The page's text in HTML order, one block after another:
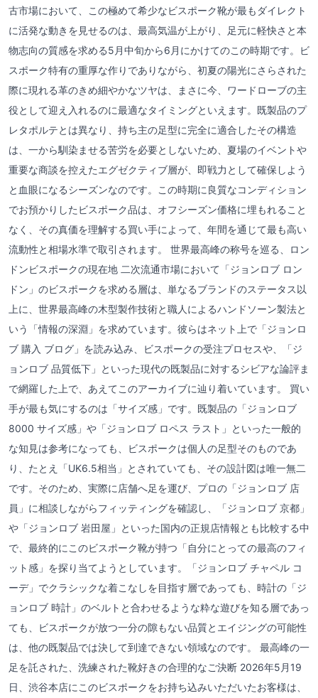
古市場において、この極めて希少なビスポーク靴が最もダイレクト
に活発な動きを見せるのは、最高気温が上がり、足元に軽快さと本
物志向の質感を求める5月中旬から6月にかけてのこの時期です。ビ
スポーク特有の重厚な作りでありながら、初夏の陽光にさらされた
際に現れる革のきめ細やかなツヤは、まさに今、ワードローブの主
役として迎え入れるのに最適なタイミングといえます。既製品のプ
レタポルテとは異なり、持ち主の足型に完全に適合したその構造
は、一から馴染ませる苦労を必要としないため、夏場のイベントや
重要な商談を控えたエグゼクティブ層が、即戦力として確保しよう
と血眼になるシーズンなのです。この時期に良質なコンディション
でお預かりしたビスポーク品は、オフシーズン価格に埋もれること
なく、その真価を理解する買い手によって、年間を通じて最も高い
流動性と相場水準で取引されます。 世界最高峰の称号を巡る、ロン
ドンビスポークの現在地 二次流通市場において「ジョンロブ ロン
ドン」のビスポークを求める層は、単なるブランドのステータス以
上に、世界最高峰の木型製作技術と職人によるハンドソーン製法と
いう「情報の深淵」を求めています。彼らはネット上で「ジョンロ
ブ 購入 ブログ」を読み込み、ビスポークの受注プロセスや、「ジ
ョンロブ 品質低下」といった現代の既製品に対するシビアな論評ま
で網羅した上で、あえてこのアーカイブに辿り着いています。 買い
手が最も気にするのは「サイズ感」です。既製品の「ジョンロブ
8000 サイズ感」や「ジョンロブ ロペス ラスト」といった一般的
な知見は参考になっても、ビスポークは個人の足型そのものであ
り、たとえ「UK6.5相当」とされていても、その設計図は唯一無二
です。そのため、実際に店舗へ足を運び、プロの「ジョンロブ 店
員」に相談しながらフィッティングを確認し、「ジョンロブ 京都」
や「ジョンロブ 岩田屋」といった国内の正規店情報とも比較する中
で、最終的にこのビスポーク靴が持つ「自分にとっての最高のフィ
ット感」を探り当てようとしています。「ジョンロブ チャペル コ
ーデ」でクラシックな着こなしを目指す層であっても、時計の「ジ
ョンロブ 時計」のベルトと合わせるような粋な遊びを知る層であっ
ても、ビスポークが放つ一分の隙もない品質とエイジングの可能性
は、他の既製品では決して到達できない領域なのです。 最高峰の一
足を託された、洗練された靴好きの合理的なご決断 2026年5月19
日、渋谷本店にこのビスポークをお持ち込みいただいたお客様は、